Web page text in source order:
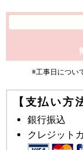
※工事日につい
【支払い方
銀行振込
クレジット